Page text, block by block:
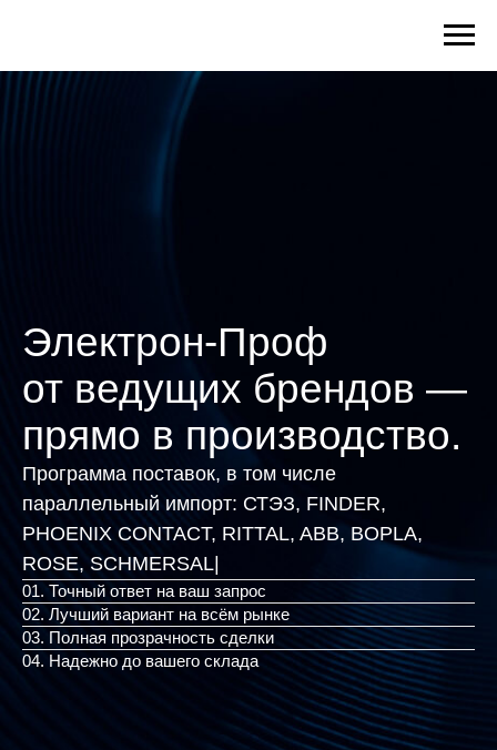
Электрон-Проф
от ведущих брендов —
прямо в производство.
Программа поставок, в том числе
параллельный импорт: СТЭЗ, FINDER,
PHOENIX CONTACT, RITTAL, ABB, BOPLA,
ROSE,
01. Точный ответ на ваш запрос
02. Лучший вариант на всём рынке
03. Полная прозрачность сделки
04. Надежно до вашего склада